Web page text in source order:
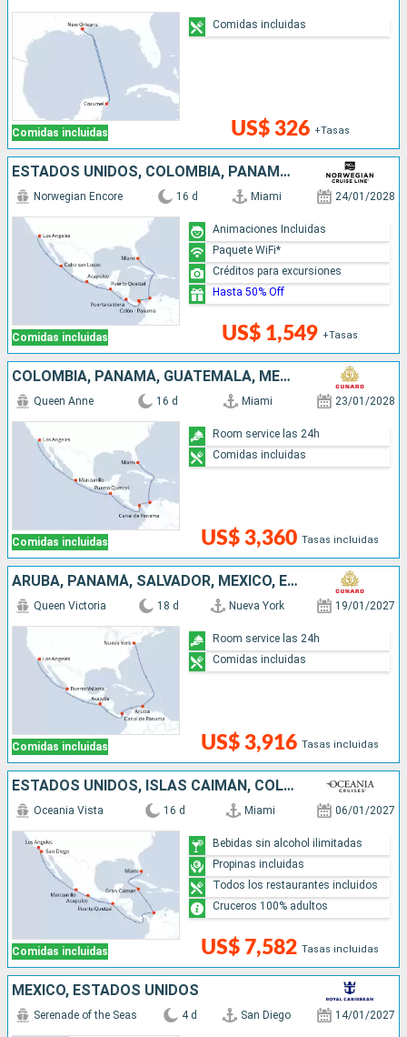
Comidas incluidas US$ 326 +Tasas
Comidas incluidas
ESTADOS UNIDOS, COLOMBIA, PANAMÁ, PUERTO RICO, GUATEMALA, MÉXICO
Comidas incluidas
Norwegian Encore 16 d Miami 24/01/2028
US$ 1,549 +Tasas
Animaciones Incluidas
Paquete WiFi*
Créditos para excursiones
Hasta 50% Off
COLOMBIA, PANAMÁ, GUATEMALA, MÉXICO, ESTADOS UNIDOS
Comidas incluidas
Queen Anne 16 d Miami 23/01/2028
US$ 3,360 Tasas incluidas
Room service las 24h
Comidas incluidas
ARUBA, PANAMÁ, SALVADOR, MÉXICO, ESTADOS UNIDOS
Comidas incluidas
Queen Victoria 18 d Nueva York 19/01/2027
US$ 3,916 Tasas incluidas
Room service las 24h
Comidas incluidas
ESTADOS UNIDOS, ISLAS CAIMÁN, COLOMBIA, GUATEMALA, MÉXICO
Comidas incluidas
Oceania Vista 16 d Miami 06/01/2027
US$ 7,582 Tasas incluidas
Bebidas sin alcohol ilimitadas
Propinas incluidas
Todos los restaurantes incluidos
Cruceros 100% adultos
MÉXICO, ESTADOS UNIDOS
Serenade of the Seas 4 d San Diego 14/01/2027